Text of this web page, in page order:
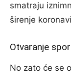
smatraju
širenje
Otvaranje
No zato će se